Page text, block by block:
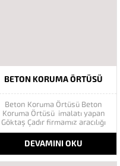
BETON KORUMA ÖRTÜSÜ
Beton Koruma Örtüsü Beton
Koruma Örtüsü imalatı yapan
Göktaş Çadır firmamız aracılığı
ile sizler de beton korumanızı
rahatlıkla yapabilirsiniz. Beton
Yorganına ihtiyaç halleri sadece
kışın çetin koşullarında gibi bir
DEVAMINI OKU